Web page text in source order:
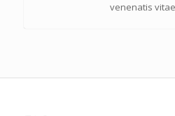
venenatis